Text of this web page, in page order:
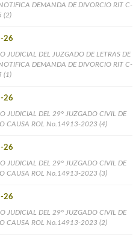
DEMANDA DE DIVORCIO RIT C-
(2)
26
JUDICIAL DEL JUZGADO DE LETRAS DE
DEMANDA DE DIVORCIO RIT C-
(1)
26
JUDICIAL DEL 29° JUZGADO CIVIL DE
CAUSA ROL No.14913-2023 (4)
26
JUDICIAL DEL 29° JUZGADO CIVIL DE
CAUSA ROL No.14913-2023 (3)
26
JUDICIAL DEL 29° JUZGADO CIVIL DE
CAUSA ROL No.14913-2023 (2)